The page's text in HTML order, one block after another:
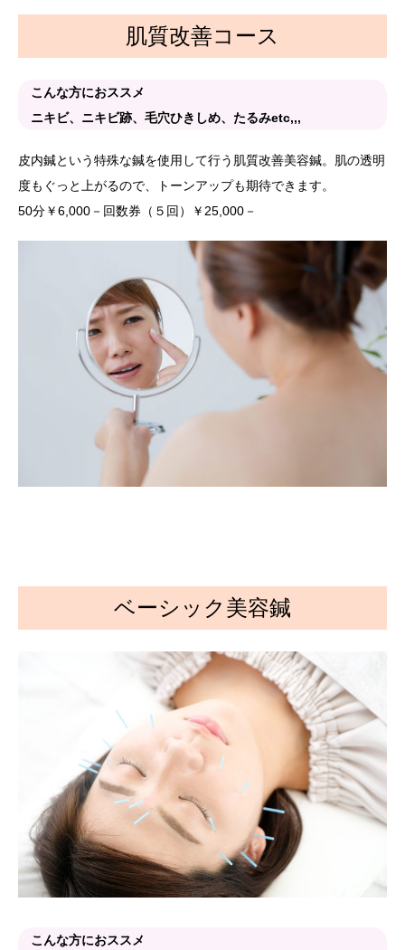
肌質改善コース
こんな方におススメ
ニキビ、ニキビ跡、毛穴ひきしめ、たるみetc,,,
皮内鍼という特殊な鍼を使用して行う肌質改善美容鍼。肌の透明
度もぐっと上がるので、トーンアップも期待できます。
50分￥6,000－回数券（５回）￥25,000－
ベーシック美容鍼
こんな方におススメ